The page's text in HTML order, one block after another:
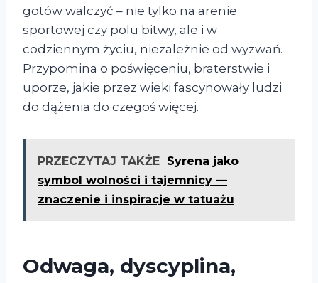
gotów walczyć – nie tylko na arenie
sportowej czy polu bitwy, ale i w
codziennym życiu, niezależnie od wyzwań.
Przypomina o poświęceniu, braterstwie i
uporze, jakie przez wieki fascynowały ludzi
do dążenia do czegoś więcej.
PRZECZYTAJ TAKŻE Syrena jako
symbol wolności i tajemnicy —
znaczenie i inspiracje w tatuażu
Odwaga, dyscyplina,